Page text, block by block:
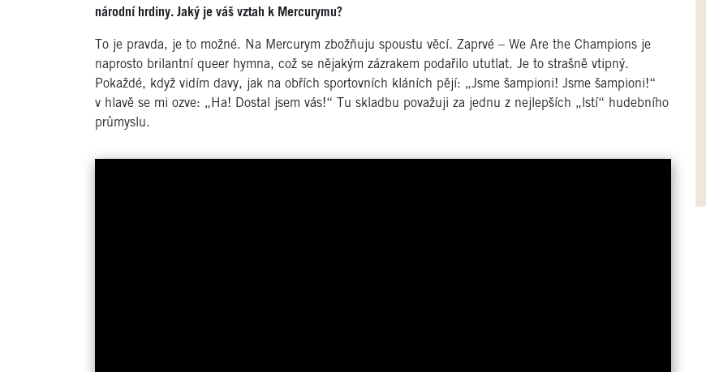
národní hrdiny. Jaký je váš vztah k Mercurymu?
To je pravda, je to možné. Na Mercurym zbožňuju spoustu věcí. Zaprvé – We Are the Champions je
naprosto brilantní queer hymna, což se nějakým zázrakem podařilo ututlat. Je to strašně vtipný.
Pokaždé, když vidím davy, jak na obřích sportovních kláních pějí: „Jsme šampioni! Jsme šampioni!“
v hlavě se mi ozve: „Ha! Dostal jsem vás!“ Tu skladbu považuji za jednu z nejlepších „lstí“ hudebního
průmyslu.